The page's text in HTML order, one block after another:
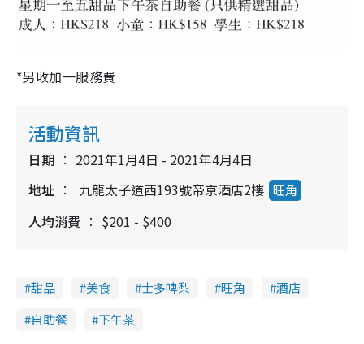
*另收加一服務費
活動資訊
日期
2021年1月4日 - 2021年4月4日
地址
九龍太子道西193號帝京酒店2樓 旺角
人均消費 $201 - $400
甜品 美食 士多啤梨 旺角
酒店
自助餐
下午茶